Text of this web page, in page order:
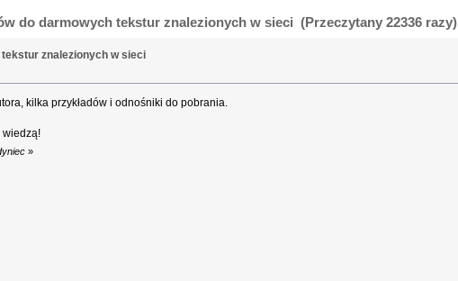
do darmowych tekstur znalezionych w sieci (Przeczytany 22336 razy)
znalezionych w sieci
kilka przykładów i odnośniki do pobrania.
wiedzą!
»